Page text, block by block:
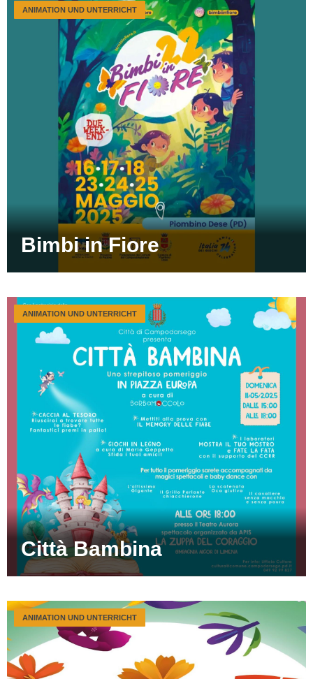
Bimbi in Fiore
ANIMATION UND UNTERRICHT
Città Bambina
ANIMATION UND UNTERRICHT
ANIMATION UND UNTERRICHT